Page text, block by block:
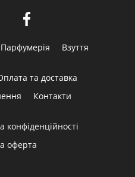
Парфумерія Взуття
та доставка
Контакти
конфіденційності
оферта